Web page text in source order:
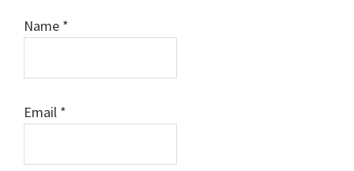
Name *
Email *